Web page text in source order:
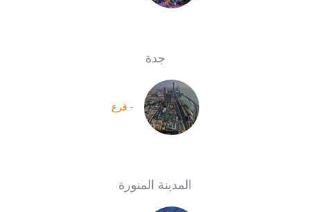
جدة
- فرع
المدينة المنورة